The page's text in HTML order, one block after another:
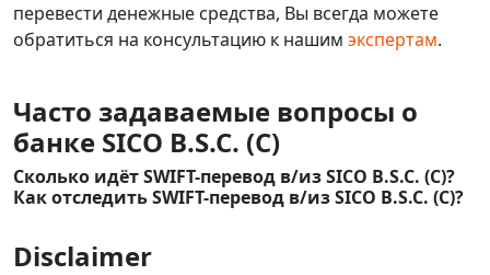
перевести денежные средства, Вы всегда можете
обратиться на консультацию к нашим экспертам.
Часто задаваемые вопросы о
банке SICO B.S.C. (C)
Сколько идёт SWIFT-перевод в/из SICO B.S.C. (C)?
Как отследить SWIFT-перевод в/из SICO B.S.C. (C)?
Disclaimer